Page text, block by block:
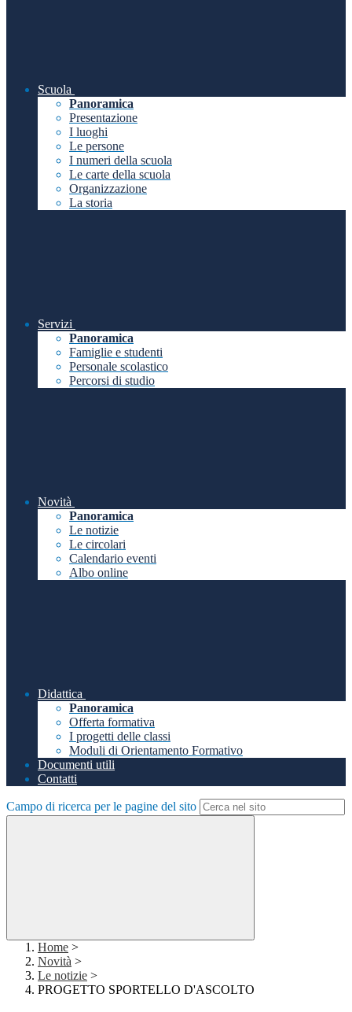
Scuola
Panoramica
Presentazione
I luoghi
Le persone
I numeri della scuola
Le carte della scuola
Organizzazione
La storia
Servizi
Panoramica
Famiglie e studenti
Personale scolastico
Percorsi di studio
Novità
Panoramica
Le notizie
Le circolari
Calendario eventi
Albo online
Didattica
Panoramica
Offerta formativa
I progetti delle classi
Moduli di Orientamento Formativo
Documenti utili
Contatti
Campo di ricerca per le pagine del sito
Home >
Novità >
Le notizie >
PROGETTO SPORTELLO D'ASCOLTO